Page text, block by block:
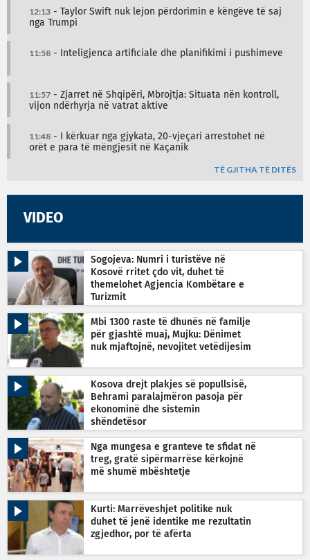
12:13 - Taylor Swift nuk lejon përdorimin e këngëve të saj
nga Trumpi
11:58 - Inteligjenca artificiale dhe planifikimi i pushimeve
11:57 - Zjarret në Shqipëri, Mbrojtja: Situata nën kontroll,
vijon ndërhyrja në vatrat aktive
11:48 - I kërkuar nga gjykata, 20-vjeçari arrestohet në
orët e para të mëngjesit në Kaçanik
TË GJITHA TË DITËS
VIDEO
Sogojeva: Numri i turistëve në
Kosovë rritet çdo vit, duhet të
themelohet Agjencia Kombëtare e
Turizmit
Mbi 1300 raste të dhunës në familje
për gjashtë muaj, Mujku: Dënimet
nuk mjaftojnë, nevojitet vetëdijesim
Kosova drejt plakjes së popullsisë,
Behrami paralajmëron pasoja për
ekonominë dhe sistemin
shëndetësor
Nga mungesa e granteve te sfidat në
treg, gratë sipërmarrëse kërkojnë
më shumë mbështetje
Kurti: Marrëveshjet politike nuk
duhet të jenë identike me rezultatin
zgjedhor, por të afërta